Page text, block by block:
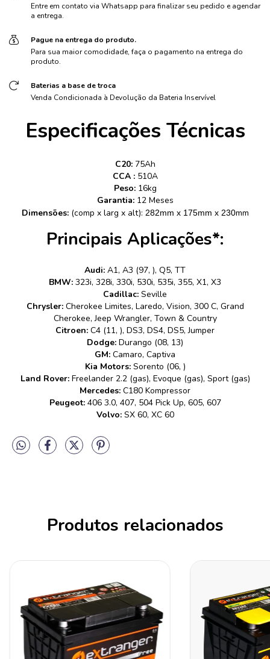
Entre em contato via Whatsapp para finalizar seu pedido e agendar
a entrega.
Pague na entrega do produto.
Para sua maior comodidade, faça o pagamento na entrega do
produto.
Baterias a base de troca
Venda Condicionada à Devolução da Bateria Inservível
Especificações Técnicas
C20:75Ah
CCA :510A
Peso:16kg
Garantia:12 Meses
Dimensões:(comp x larg x alt): 282mm x 175mm x 230mm
Principais Aplicações*:
Audi: A1, A3 (97, ), Q5, TT
BMW: 323i, 328i, 330i, 530i, 535i, 355, X1, X3
Cadillac: Seville
Chrysler:Cherokee Limites, Laredo, Vision, 300 C, Grand
Cherokee, Jeep Wrangler, Town & Country
Citroen: C4 (11, ), DS3, DS4, DS5, Jumper
Dodge: Durango (08, 13)
GM: Camaro, Captiva
Kia Motors: Sorento (06, )
Land Rover: Freelander 2.2 (gas), Evoque (gas), Sport (gas)
Mercedes: C180 Kompressor
Peugeot: 406 3.0, 407, 504 Pick Up, 605, 607
Volvo:SX 60, XC 60
Produtos relacionados